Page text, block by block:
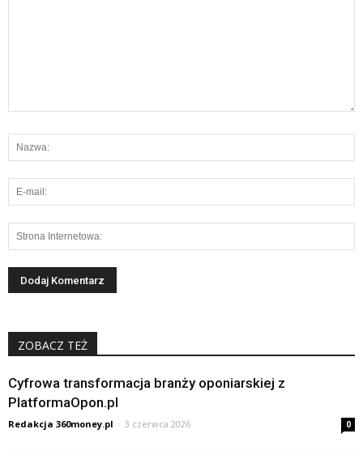
ZOBACZ TEŻ
Cyfrowa transformacja branży oponiarskiej z
PlatformaOpon.pl
Redakcja 360money.pl - 3 czerwca 2026 0